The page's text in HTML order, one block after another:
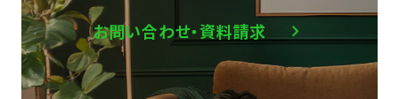
お問い合わせ・資料請求